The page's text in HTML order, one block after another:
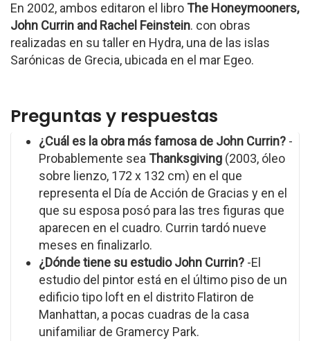
En 2002, ambos editaron el libro The Honeymooners,
John Currin and Rachel Feinstein. con obras
realizadas en su taller en Hydra, una de las islas
Sarónicas de Grecia, ubicada en el mar Egeo.
Preguntas y respuestas
¿Cuál es la obra más famosa de John Currin? -
Probablemente sea Thanksgiving (2003, óleo
sobre lienzo, 172 x 132 cm) en el que
representa el Día de Acción de Gracias y en el
que su esposa posó para las tres figuras que
aparecen en el cuadro. Currin tardó nueve
meses en finalizarlo.
¿Dónde tiene su estudio John Currin? -El
estudio del pintor está en el último piso de un
edificio tipo loft en el distrito Flatiron de
Manhattan, a pocas cuadras de la casa
unifamiliar de Gramercy Park.